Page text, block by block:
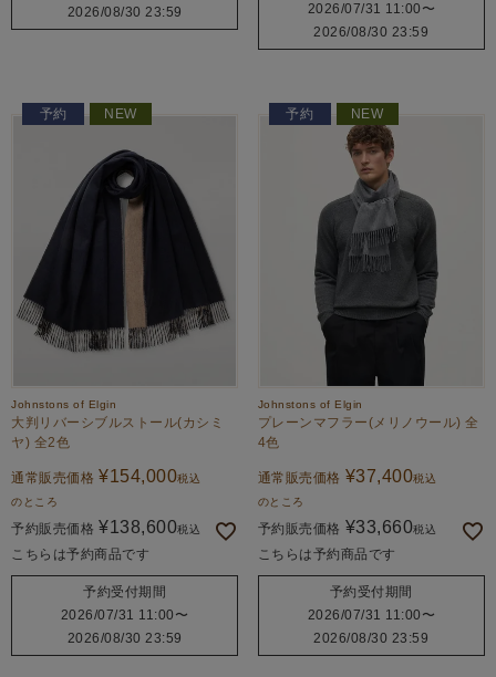
2026/08/30 23:59
2026/07/31 11:00 〜
2026/08/30 23:59
予約 NEW
Johnstons of Elgin
大判リバーシブルストール(カシミ
ヤ) 全2色
通常販売価格 ¥154,000税込
のところ
予約販売価格 ¥138,600税込
こちらは予約商品です
予約受付期間
2026/07/31 11:00 〜
2026/08/30 23:59
予約 NEW
Johnstons of Elgin
プレーンマフラー(メリノウール) 全
4色
通常販売価格 ¥37,400税込
のところ
予約販売価格 ¥33,660税込
こちらは予約商品です
予約受付期間
2026/07/31 11:00 〜
2026/08/30 23:59